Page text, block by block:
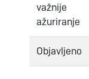
važnije
ažuriranje
Objavljeno